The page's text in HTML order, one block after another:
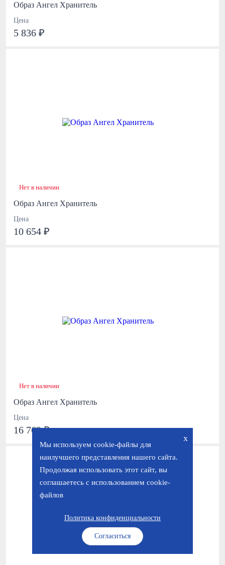
Образ Ангел Хранитель
Цена
5 836 ₽
Нет в наличии
Образ Ангел Хранитель
Цена
10 654 ₽
Нет в наличии
Образ Ангел Хранитель
Цена
16 762 ₽
x
Мы используем cookie-файлы для
наилучшего представления нашего сайта.
Продолжая использовать этот сайт, вы
соглашаетесь с использованием cookie-
файлов
Согласиться
Политика конфиденциальности